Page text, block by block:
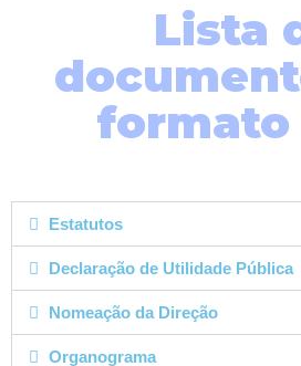
Lista
formato
Estatutos
Declaração de Utilidade Pública
Nomeação da Direção
Organograma